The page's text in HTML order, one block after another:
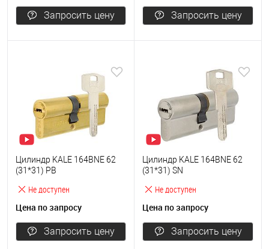
Запросить цену Запросить цену
Не доступен
Цилиндр KALE 164BNE 62
(31*31) PB
Цена по запросу
Запросить цену
Не доступен
Цилиндр KALE 164BNE 62
(31*31) SN
Цена по запросу
Запросить цену